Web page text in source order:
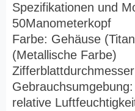
Spezifikationen und
50Manometerkopf
Farbe: Gehäuse
(Metallische Farbe)
relative